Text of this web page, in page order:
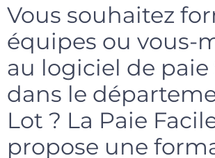
Vous souhaitez
équipes ou vous-
au logiciel de paie
dans le
Lot ? La Paie
propose une